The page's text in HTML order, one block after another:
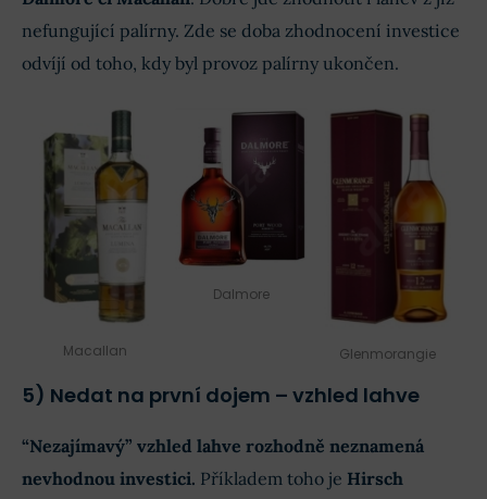
nefungující palírny. Zde se doba zhodnocení investice
odvíjí od toho, kdy byl provoz palírny ukončen.
Macallan
Dalmore
Glenmorangie
5) Nedat na první dojem – vzhled lahve
“Nezajímavý” vzhled lahve rozhodně neznamená
nevhodnou investici. Příkladem toho je Hirsch